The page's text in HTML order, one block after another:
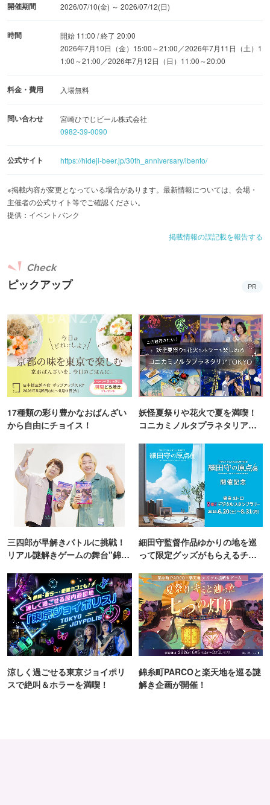
開催期間 2026/07/10(金) ～ 2026/07/12(日)
時間
開始 11:00 / 終了 20:00
2026年7月10日（金）15:00～21:00／2026年7月11日（土）1
1:00～21:00／2026年7月12日（日）11:00～20:00
料金・費用 入場無料
問い合わせ
宮崎ひでじビール株式会社
0982-39-0090
公式サイト https://hideji-beer.jp/30th_anniversary/ibento/
※掲載内容が変更となっている場合があります。最新情報については、会場・
主催者の公式サイト等でご確認ください。
提供：イベントバンク
掲載情報の誤記載を報告する
ピックアップ
Check
PR
17種類の彩り豊かなおばんざい
から自由にチョイス！
妖怪夏祭りや花火で夏を満喫！
コニカミノルタプラネタリア
三四郎が早解きバトルに挑戦！
リアル謎解きゲームの舞台"錦糸
細田守監督作品ゆかりの地を巡
って限定グッズがもらえるチャ
涼しく過ごせる東京ジョイポリ
スで絶叫＆ホラーを満喫！
錦糸町PARCOと楽天地を巡る謎
解き企画が開催！